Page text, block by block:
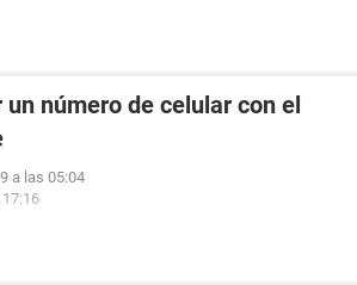
número de celular con el
a las 05:04